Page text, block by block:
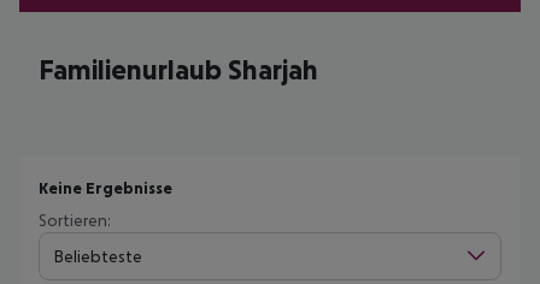
Familienurlaub Sharjah
Keine Ergebnisse
Sortieren:
Beliebteste